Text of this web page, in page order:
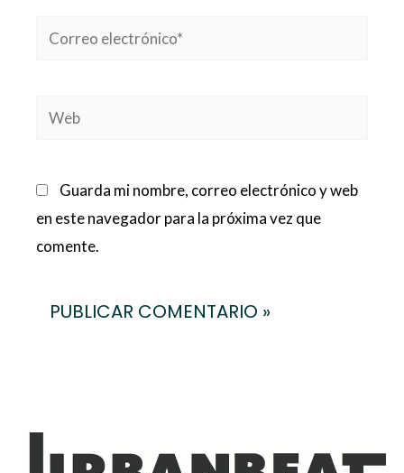
Correo
Web
Guarda mi nombre, correo electrónico y web
en este navegador para la próxima vez que
comente.